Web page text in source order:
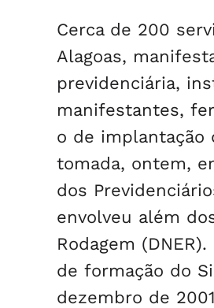
Cerca de 200
Alagoas,
previdenciária,
manifestantes,
o de implantação
tomada, ontem,
dos
envolveu além
Rodagem
de formação do
dezembro de